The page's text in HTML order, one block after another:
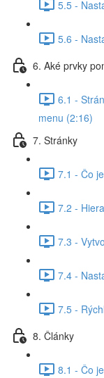
5.5 -
5.6 -
6. Aké prvky
6.1 -
menu (2:16)
7. Stránky
7.1 - Čo
7.2 -
7.3 -
7.4 -
7.5 -
8. Články
8.1 - Čo